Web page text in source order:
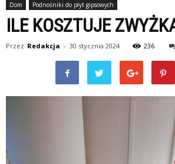
Dom Podnośniki do płyt gipsowych
ILE KOSZTUJE
Przez Redakcja - 30 stycznia 2024 236